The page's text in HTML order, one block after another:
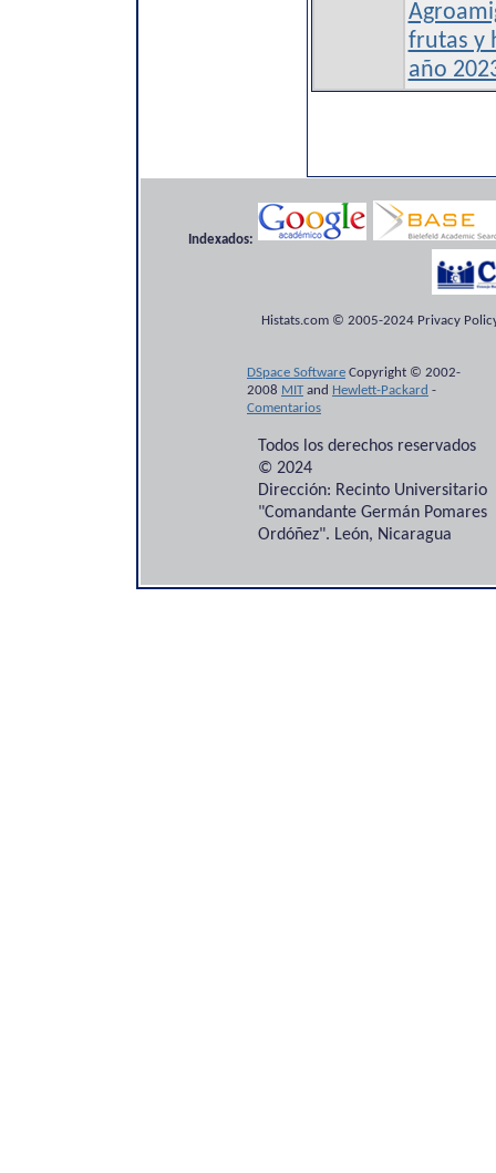
frutas y
año
Indexados:
Histats.com © 2005-2024 Privacy
DSpace Software Copyright © 2002-
2008 MITand Hewlett-Packard -
Comentarios
Todos los derechos reservados
© 2024
Dirección: Recinto Universitario
"Comandante Germán Pomares
Ordóñez". León, Nicaragua